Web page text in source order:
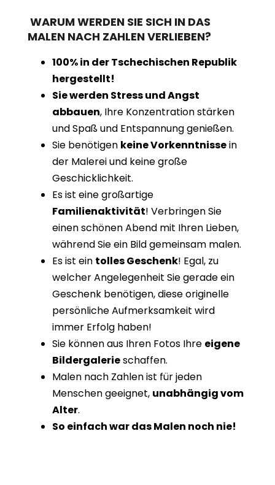
WARUM WERDEN SIE SICH IN DAS
MALEN NACH ZAHLEN VERLIEBEN?
100% in der Tschechischen Republik
hergestellt!
Sie werden Stress und Angst
abbauen, Ihre Konzentration stärken
und Spaß und Entspannung genießen.
Sie benötigen keine Vorkenntnissein
der Malerei und keine große
Geschicklichkeit.
Es ist eine großartige
Familienaktivität! Verbringen Sie
einen schönen Abend mit Ihren Lieben,
während Sie ein Bild gemeinsam malen.
Es ist ein tolles Geschenk! Egal, zu
welcher Angelegenheit Sie gerade ein
Geschenk benötigen, diese originelle
persönliche Aufmerksamkeit wird
immer Erfolg haben!
Sie können aus Ihren Fotos Ihre eigene
Bildergalerieschaffen.
Malen nach Zahlen ist für jeden
Menschen geeignet, unabhängig vom
Alter.
So einfach war das Malen noch nie!